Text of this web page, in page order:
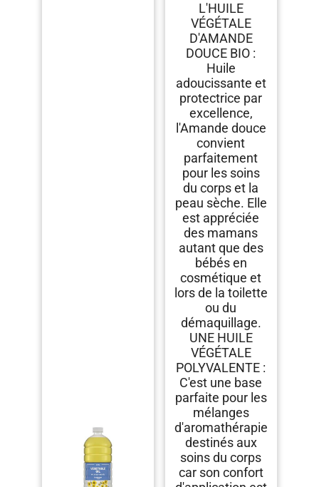
L'HUILE
VÉGÉTALE
D'AMANDE
DOUCE BIO :
Huile
adoucissante et
protectrice par
excellence,
l'Amande douce
convient
parfaitement
pour les soins
du corps et la
peau sèche. Elle
est appréciée
des mamans
autant que des
bébés en
cosmétique et
lors de la toilette
ou du
démaquillage.
UNE HUILE
VÉGÉTALE
POLYVALENTE :
C'est une base
parfaite pour les
mélanges
d'aromathérapie
destinés aux
soins du corps
car son confort